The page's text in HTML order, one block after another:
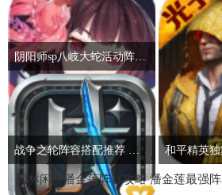
阴阳师sp八岐大蛇活动阵容推荐 2022神堕八岐大蛇活动通关攻略
武林闲侠潘金莲阵容攻略 潘金莲最强阵